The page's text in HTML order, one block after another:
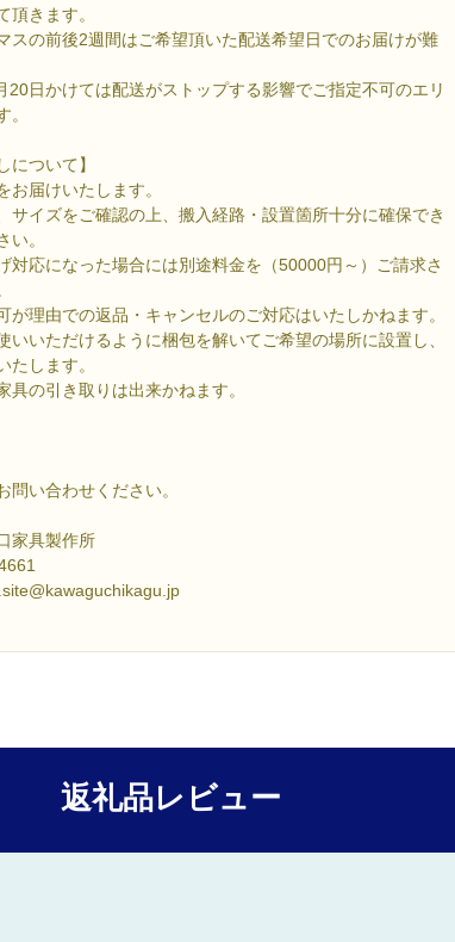
頂きます。
スの前後2週間はご希望頂いた配送希望日でのお届けが難
20日かけては配送がストップする影響でご指定不可のエリ
。
について】
お届けいたします。
サイズをご確認の上、搬入経路・設置箇所十分に確保でき
い。
対応になった場合には別途料金を（50000円～）ご請求さ
が理由での返品・キャンセルのご対応はいたしかねます。
いいただけるように梱包を解いてご希望の場所に設置し、
たします。
具の引き取りは出来かねます。
問い合わせください。
家具製作所
返礼品レビュー